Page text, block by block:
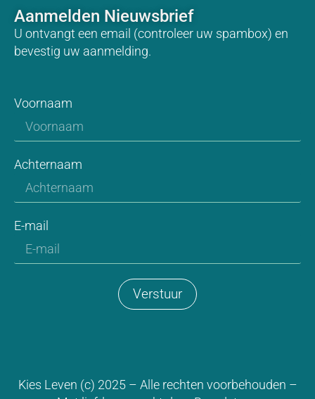
Aanmelden Nieuwsbrief
U ontvangt een email (controleer uw spambox) en
bevestig uw aanmelding.
Voornaam
Achternaam
E-mail
Verstuur
Kies Leven (c) 2025 – Alle rechten voorbehouden –